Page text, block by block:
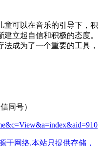
童可以在音乐的引导下，积
立起自信和积极的态度。
成为了一个重要的工具，
同号）
于网络,本站只提供存储，